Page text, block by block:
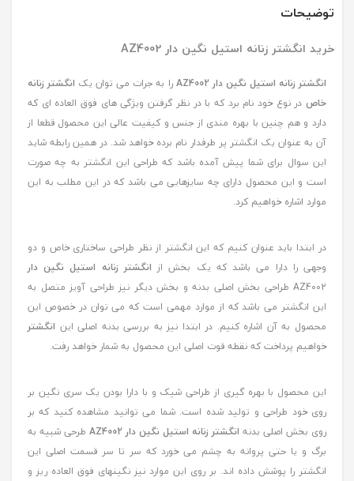
توضیحات
خرید انگشتر زنانه استیل نگین دار AZ4002
انگشتر زنانه استیل نگین دار AZ4002 را به جرات می توان یک انگشتر زنانه
خاص در نوع خود نام برد که با در نظر گرفتن ویژگی های فوق العاده ای که
دارد و هم چنین با بهره مندی از جنس و کیفیت عالی این محصول قطعا از
آن به عنوان یک انگشتر پر طرفدار نام برده خواهد شد. در همین رابطه شاید
این سوال برای شما پیش آمده باشد که طراحی این انگشتر به چه صورت
است و این محصول دارای چه سایزهایی می باشد که در این مطلب به این
موارد اشاره خواهیم کرد.
در ابتدا باید عنوان کنیم که این انگشتر از نظر طراحی ساختاری خاص و دو
وجهی را دارا می باشد که یک بخش از انگشتر زنانه استیل نگین دار
AZ4002 طراحی بخش اصلی بدنه و بخش دیگر نیز طراحی آویز متصل به
این انگشتر می باشد که از موارد مهمی است که می توان در خصوص این
محصول به آن اشاره کنیم. در ابتدا نیز به بررسی بدنه اصلی این انگشتر
خواهیم پرداخت که نقطه قوت اصلی این محصول به شمار خواهد رفت.
این محصول با بهره گیری از طراحی شیک و با دارا بودن یک سری نگین بر
روی خود طراحی و تولید شده است. شما می توانید مشاهده کنید که بر
روی بخش اصلی بدنه انگشتر زنانه استیل نگین دار AZ4002
طرحی شبیه به
برگ و یا حتی پروانه به چشم می خورد که سر تا سر قسمت اصلی این
انگشتر را پوشش داده اند. بر روی این موارد نیز نگینهای فوق العاده ریز و